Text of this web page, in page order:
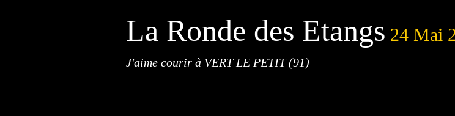
La Ronde des Etangs 24 Mai
J'aime courir à VERT LE PETIT (91)